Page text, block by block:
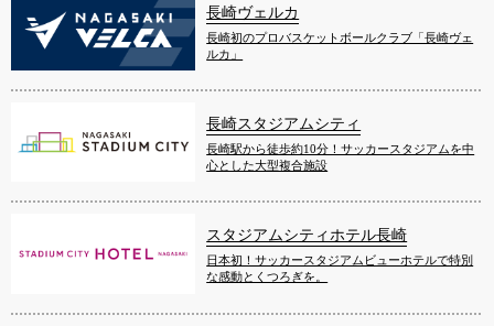
長崎ヴェルカ
長崎初のプロバスケットボールクラブ「長崎ヴェ
ルカ」
長崎スタジアムシティ
長崎駅から徒歩約10分！サッカースタジアムを中
心とした大型複合施設
スタジアムシティホテル長崎
日本初！サッカースタジアムビューホテルで特別
な感動とくつろぎを。